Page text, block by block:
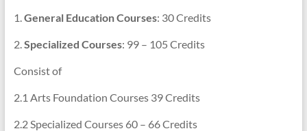
1.General EducationCourses: 30 Credits
2.Specialized Courses: 99 – 105 Credits
Consist of
2.1 Arts Foundation Courses 39 Credits
2.2 Specialized Courses 60 – 66 Credits